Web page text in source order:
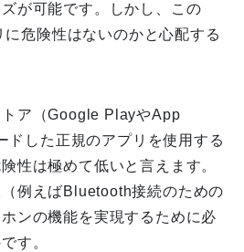
が可能です。しかし、この
危険性はないのかと心配する
ア（Google PlayやApp
ドした正規のアプリを使用する
性は極めて低いと言えます。
例えばBluetooth接続のための
ンの機能を実現するために必
す。